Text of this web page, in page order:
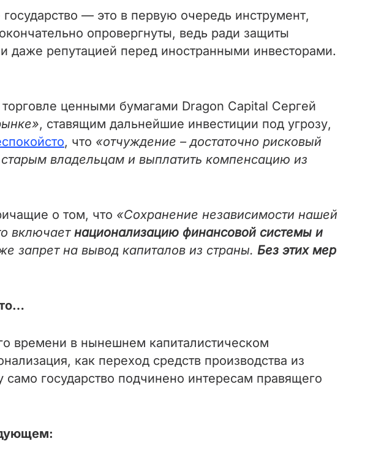
— это в первую очередь инструмент,
опровергнуты, ведь ради защиты
даже репутацией перед иностранными инвесторами.
ценными бумагами Dragon Capital Сергей
, ставящим дальнейшие инвестиции под угрозу,
, что «отчуждение – достаточно рисковый
владельцам и выплатить компенсацию из
о том, что «Сохранение независимости нашей
включает национализацию финансовой системы и
запрет на вывод капиталов из страны. Без этих мер
времени в нынешнем капиталистическом
как переход средств производства из
государство подчинено интересам правящего